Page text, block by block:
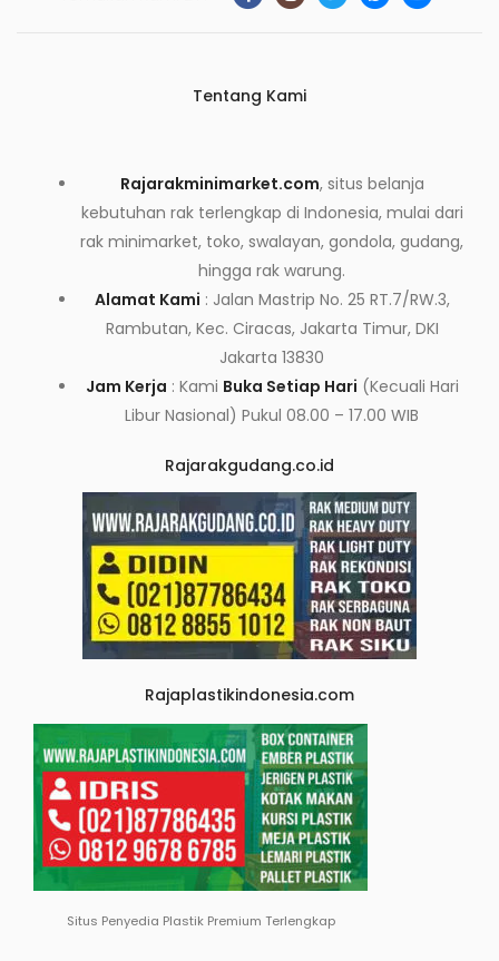
Tentang Kami
Rajarakminimarket.com, situs belanja
kebutuhan rak terlengkap di Indonesia, mulai dari
rak minimarket, toko, swalayan, gondola, gudang,
hingga rak warung.
Alamat Kami : Jalan Mastrip No. 25 RT.7/RW.3,
Rambutan, Kec. Ciracas, Jakarta Timur, DKI
Jakarta 13830
Jam Kerja : Kami Buka Setiap Hari (Kecuali Hari
Libur Nasional) Pukul 08.00 – 17.00 WIB
Rajarakgudang.co.id
Rajaplastikindonesia.com
Situs Penyedia Plastik Premium Terlengkap